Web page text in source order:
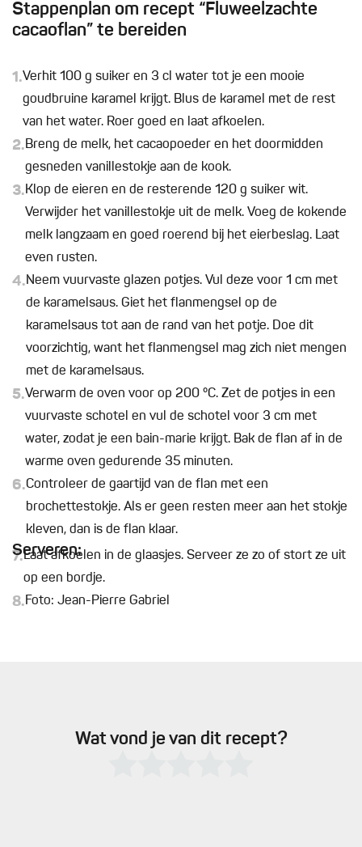
Stappenplan om recept “Fluweelzachte
cacaoflan” te bereiden
1.Verhit 100 g suiker en 3 cl water tot je een mooie
goudbruine karamel krijgt. Blus de karamel met de rest
van het water. Roer goed en laat afkoelen.
2.Breng de melk, het cacaopoeder en het doormidden
gesneden vanillestokje aan de kook.
3.Klop de eieren en de resterende 120 g suiker wit.
Verwijder het vanillestokje uit de melk. Voeg de kokende
melk langzaam en goed roerend bij het eierbeslag. Laat
even rusten.
4.Neem vuurvaste glazen potjes. Vul deze voor 1 cm met
de karamelsaus. Giet het flanmengsel op de
karamelsaus tot aan de rand van het potje. Doe dit
voorzichtig, want het flanmengsel mag zich niet mengen
met de karamelsaus.
5.Verwarm de oven voor op 200 °C. Zet de potjes in een
vuurvaste schotel en vul de schotel voor 3 cm met
water, zodat je een bain-marie krijgt. Bak de flan af in de
warme oven gedurende 35 minuten.
6.Controleer de gaartijd van de flan met een
brochettestokje. Als er geen resten meer aan het stokje
kleven, dan is de flan klaar.
Serveren:
7.Laat afkoelen in de glaasjes. Serveer ze zo of stort ze uit
op een bordje.
8.Foto: Jean-Pierre Gabriel
Wat vond je van dit recept?